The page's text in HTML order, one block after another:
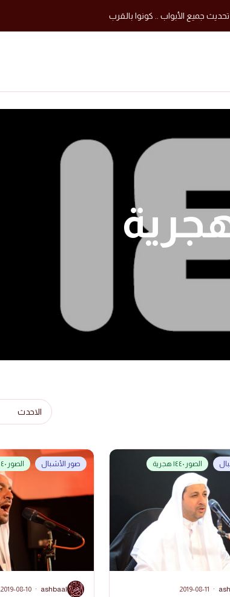
جميع الأبواب .. كونوا بالقرب
الاحدث
الصور ١٤٤٠ هجرية
·
2019-08-11
صور الأشبال الصور ١٤٤٠ هجرية
A
ashbaal
·
2019-08-10